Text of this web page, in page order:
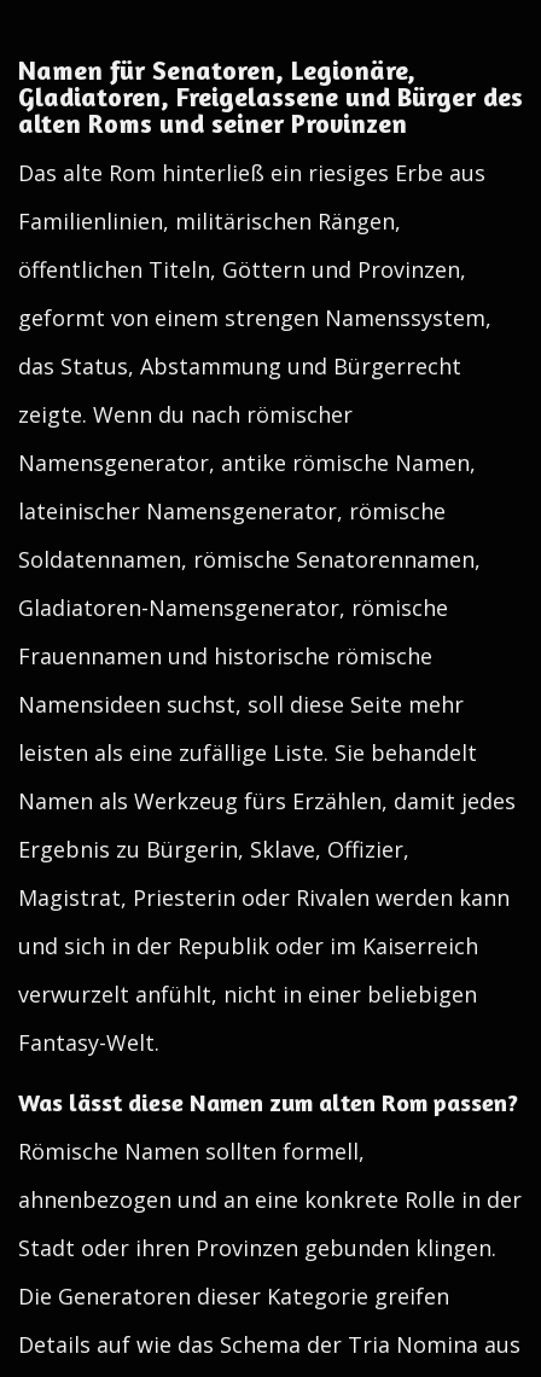
Namen für Senatoren, Legionäre,
Gladiatoren, Freigelassene und Bürger des
alten Roms und seiner Provinzen
Das alte Rom hinterließ ein riesiges Erbe aus
Familienlinien, militärischen Rängen,
öffentlichen Titeln, Göttern und Provinzen,
geformt von einem strengen Namenssystem,
das Status, Abstammung und Bürgerrecht
zeigte. Wenn du nach römischer
Namensgenerator, antike römische Namen,
lateinischer Namensgenerator, römische
Soldatennamen, römische Senatorennamen,
Gladiatoren-Namensgenerator, römische
Frauennamen und historische römische
Namensideen suchst, soll diese Seite mehr
leisten als eine zufällige Liste. Sie behandelt
Namen als Werkzeug fürs Erzählen, damit jedes
Ergebnis zu Bürgerin, Sklave, Offizier,
Magistrat, Priesterin oder Rivalen werden kann
und sich in der Republik oder im Kaiserreich
verwurzelt anfühlt, nicht in einer beliebigen
Fantasy-Welt.
Was lässt diese Namen zum alten Rom passen?
Römische Namen sollten formell,
ahnenbezogen und an eine konkrete Rolle in der
Stadt oder ihren Provinzen gebunden klingen.
Die Generatoren dieser Kategorie greifen
Details auf wie das Schema der Tria Nomina aus